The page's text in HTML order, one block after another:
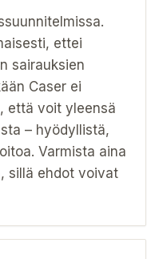
ettei
sairauksien
Caser ei
että voit yleensä
– hyödyllistä,
Varmista aina
sillä ehdot voivat